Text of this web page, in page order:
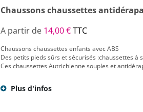
Chaussons chaussettes
A partir de 14,00 €TTC
Chaussons chaussettes enfants avec ABS
Des petits pieds sûrs et sécurisés :chaussettes à
Ces chaussettes Autrichienne souples et
Plus d'infos